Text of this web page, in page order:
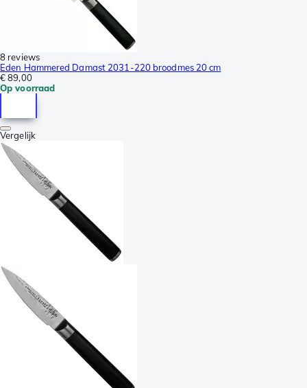
8 reviews
Eden Hammered Damast 2031-220 broodmes 20 cm
€ 89,00
Op voorraad
Vergelijk